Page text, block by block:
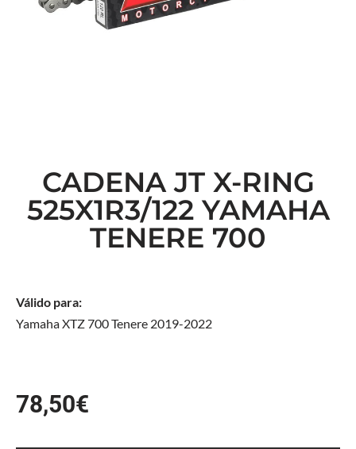
CADENA JT X-RING
525X1R3/122 YAMAHA
TENERE 700
Válido para:
Yamaha XTZ 700 Tenere 2019-2022
78,50€